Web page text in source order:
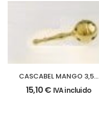
CASCABEL MANGO 3,5 x
10,5 cm.
15,10€ IVA incluido